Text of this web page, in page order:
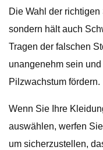
Die Wahl der
sondern hält auch
Tragen der falschen
unangenehm sein
Pilzwachstum fördern.
Wenn Sie Ihre
auswählen, werfen
um sicherzustellen,